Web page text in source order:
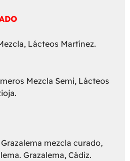
Lácteos Martínez.
Mezcla Semi, Lácteos
mezcla curado,
Grazalema, Cádiz.